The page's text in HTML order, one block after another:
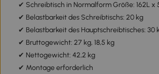
✔ Schreibtisch in Normalform Größe: 162L x
✔ Belastbarkeit des Schreibtischs: 20 kg
✔ Belastbarkeit des Hauptschreibtisches: 30
✔ Bruttogewicht: 27 kg, 18,5 kg
✔ Nettogewicht: 42,2 kg
✔ Montage erforderlich